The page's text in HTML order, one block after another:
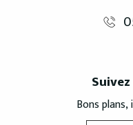
Bons plans,